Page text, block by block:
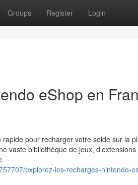
Groups Register Login
eShop en
pour recharger votre solde sur la
vaste bibliothèque de jeux,
explorez-les-recharges-nintendo-